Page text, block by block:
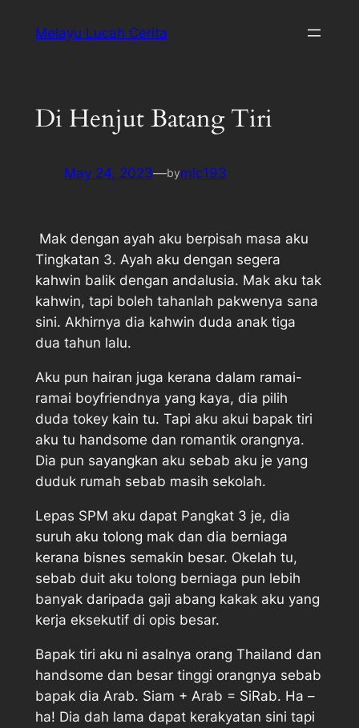
Melayu Lucah Cerita
Di Henjut Batang Tiri
May 24, 2023—bymlc193
Mak dengan ayah aku berpisah masa aku
Tingkatan 3. Ayah aku dengan segera
kahwin balik dengan andalusia. Mak aku tak
kahwin, tapi boleh tahanlah pakwenya sana
sini. Akhirnya dia kahwin duda anak tiga
dua tahun lalu.
Aku pun hairan juga kerana dalam ramai-
ramai boyfriendnya yang kaya, dia pilih
duda tokey kain tu. Tapi aku akui bapak tiri
aku tu handsome dan romantik orangnya.
Dia pun sayangkan aku sebab aku je yang
duduk rumah sebab masih sekolah.
Lepas SPM aku dapat Pangkat 3 je, dia
suruh aku tolong mak dan dia berniaga
kerana bisnes semakin besar. Okelah tu,
sebab duit aku tolong berniaga pun lebih
banyak daripada gaji abang kakak aku yang
kerja eksekutif di opis besar.
Bapak tiri aku ni asalnya orang Thailand dan
handsome dan besar tinggi orangnya sebab
bapak dia Arab. Siam + Arab = SiRab. Ha –
ha! Dia dah lama dapat kerakyatan sini tapi